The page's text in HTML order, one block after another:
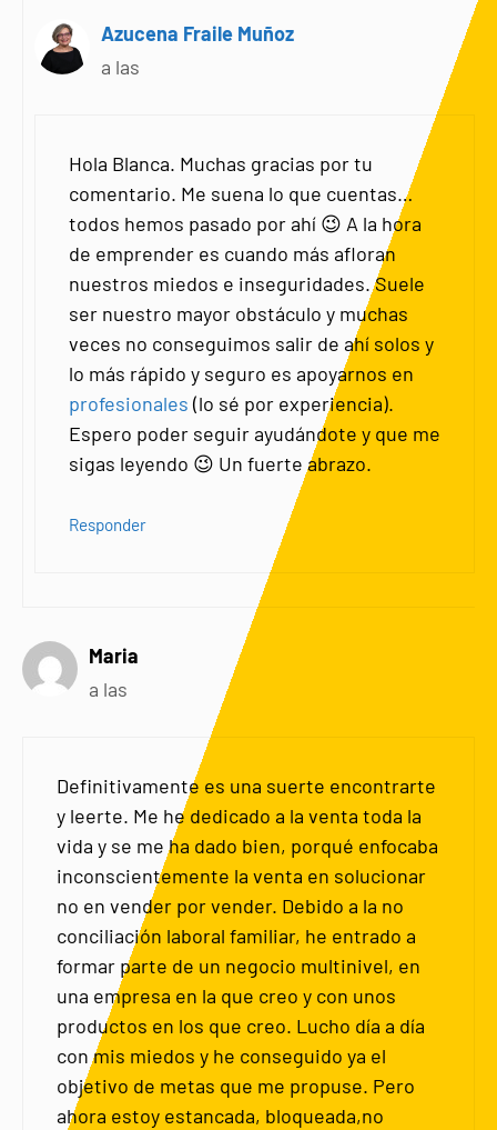
Azucena Fraile Muñoz
a las
Hola Blanca. Muchas gracias por tu
comentario. Me suena lo que cuentas…
todos hemos pasado por ahí 😉 A la hora
de emprender es cuando más afloran
nuestros miedos e inseguridades. Suele
ser nuestro mayor obstáculo y muchas
veces no conseguimos salir de ahí solos y
lo más rápido y seguro es apoyarnos en
profesionales (lo sé por experiencia).
Espero poder seguir ayudándote y que me
sigas leyendo 😉 Un fuerte abrazo.
Responder
Maria
a las
Definitivamente es una suerte encontrarte
y leerte. Me he dedicado a la venta toda la
vida y se me ha dado bien, porqué enfocaba
inconscientemente la venta en solucionar
no en vender por vender. Debido a la no
conciliación laboral familiar, he entrado a
formar parte de un negocio multinivel, en
una empresa en la que creo y con unos
productos en los que creo. Lucho día a día
con mis miedos y he conseguido ya el
objetivo de metas que me propuse. Pero
ahora estoy estancada, bloqueada,no